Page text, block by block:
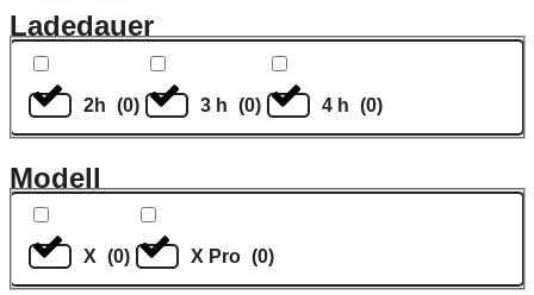
Ladedauer
2h (0) 3 h (0) 4 h (0)
Modell
X (0) X Pro (0)